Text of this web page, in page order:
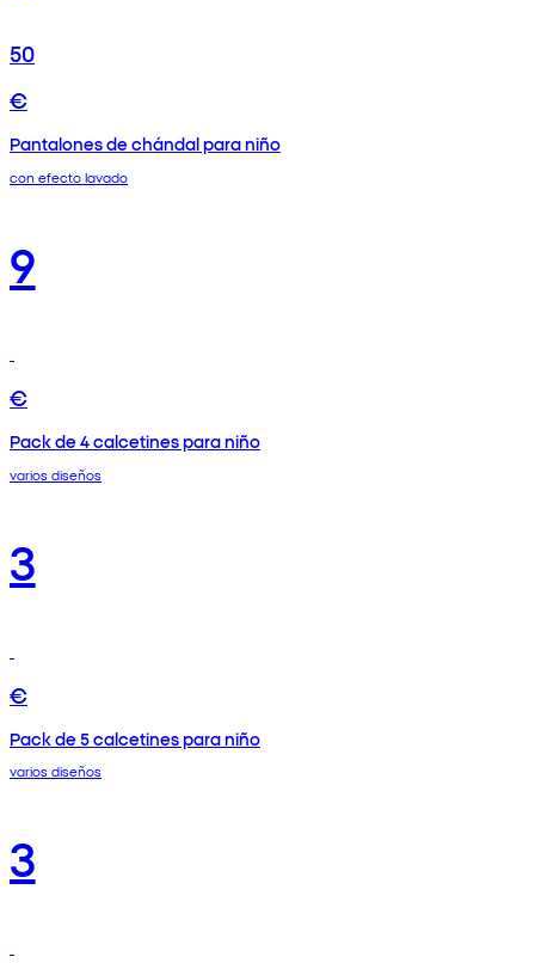
50
€
Pantalones de chándal para niño
con efecto lavado
9
€
Pack de 4 calcetines para niño
varios diseños
3
€
Pack de 5 calcetines para niño
varios diseños
3